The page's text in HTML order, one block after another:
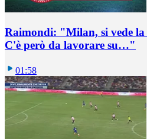
Raimondi: "Milan, si vede
C'è però da lavorare su…"
01:58